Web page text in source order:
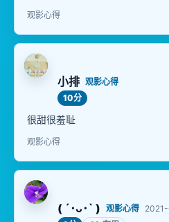
观影心得
小排 观影心得
10分
很甜很羞耻
观影心得
( ´･ᴗ･` ) 观影心得